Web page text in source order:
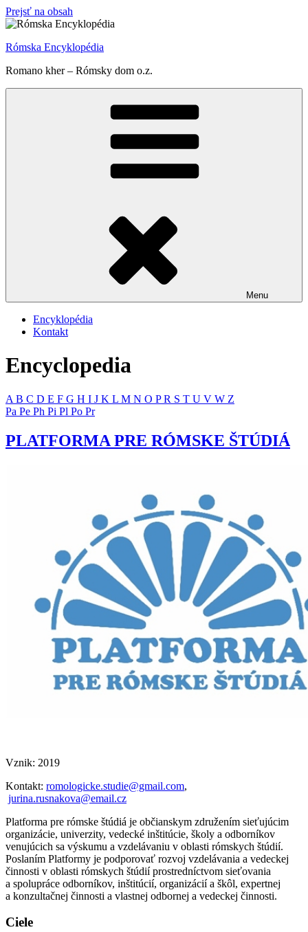
Prejsť na obsah
Rómska Encyklopédia
Romano kher – Rómsky dom o.z.
Menu
Encyklopédia
Kontakt
Encyclopedia
A B C D E F G H I J K L M N O PR S T U V W Z
Pa Pe Ph Pi Pl Po Pr
PLATFORMA PRE RÓMSKE ŠTÚDIÁ
Vznik: 2019
Kontakt: romologicke.studie@gmail.com,
jurina.rusnakova@email.cz
Platforma pre rómske štúdiá je občianskym združením sieťujúcim
organizácie, univerzity, vedecké inštitúcie, školy a odborníkov
venujúcich sa výskumu a vzdelávaniu v oblasti rómskych štúdií.
Poslaním Platformy je podporovať rozvoj vzdelávania a vedeckej
činnosti v oblasti rómskych štúdií prostredníctvom sieťovania
a spolupráce odborníkov, inštitúcií, organizácií a škôl, expertnej
a konzultačnej činnosti a vlastnej odbornej a vedeckej činnosti.
Ciele